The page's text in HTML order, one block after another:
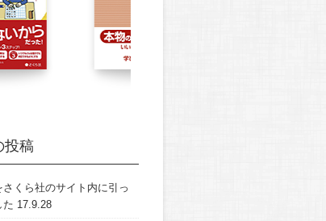
投稿
さくら社のサイト内に引っ
た 17.9.28